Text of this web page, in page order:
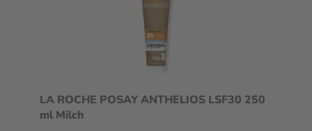
LA ROCHE POSAY ANTHELIOS LSF30 250
ml Milch